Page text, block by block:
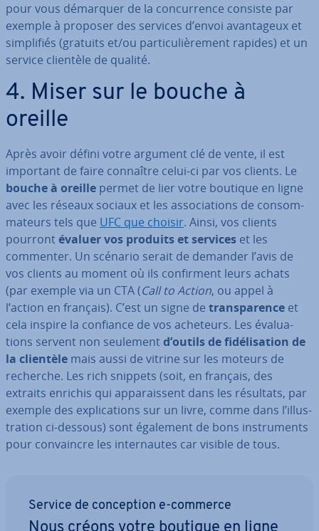
pour vous démarquer de la con­cur­rence consiste par
exemple à proposer des services d’envoi avan­ta­geux et
sim­pli­fiés (gratuits et/ou par­ti­cu­liè­re­ment rapides) et un
service clientèle de qualité.
4. Miser sur le bouche à
oreille
Après avoir défini votre argument clé de vente, il est
important de faire connaître celui-ci par vos clients. Le
bouche à oreille permet de lier votre boutique en ligne
avec les réseaux sociaux et les as­so­cia­tions de con­som­
ma­teurs tels que UFC que choisir. Ainsi, vos clients
pourrontévaluer vos produits et services et les
commenter. Un scénario serait de demander l’avis de
vos clients au moment où ils con­fir­ment leurs achats
(par exemple via un CTA (Call to Action, ou appel à
l’action en français). C’est un signe de trans­pa­rence et
cela inspire la confiance de vos acheteurs. Les éva­lua­
tions servent non seulementd’outils de fi­dé­li­sa­tion de
la clientèle mais aussi de vitrine sur les moteurs de
recherche. Les rich snippets (soit, en français, des
extraits enrichis qui ap­pa­rais­sent dans les résultats, par
exemple des ex­pli­ca­tions sur un livre, comme dans l’il­lus­
tra­tion ci-dessous) sont également de bons ins­tru­ments
pour con­vaincre les in­ter­nautes car visible de tous.
Service de con­cep­tion e-commerce